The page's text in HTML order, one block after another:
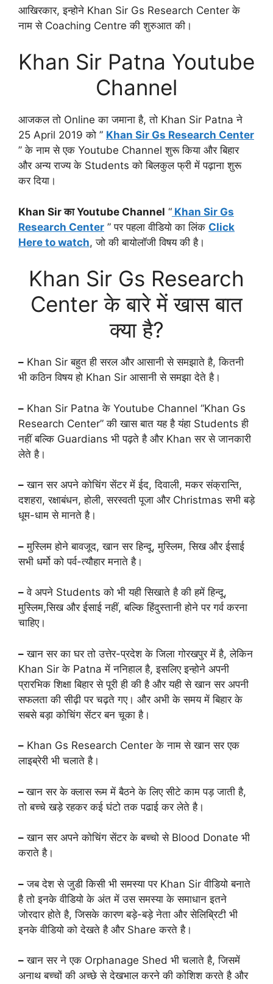
आखिरकार, इन्होने Khan Sir Gs Research Center के
नाम से Coaching Centre की शुरुआत की।
Khan Sir Patna Youtube
Channel
आजकल तो Online का जमाना है, तो Khan Sir Patna ने
25 April 2019 को ” Khan Sir Gs Research Center
” के नाम से एक Youtube Channel शुरू किया और बिहार
और अन्य राज्य के Students को बिलकुल फ्री में पढ़ाना शुरू
कर दिया।
Khan Sir का Youtube Channel “ Khan Sir Gs
Research Center ” पर पहला वीडियो का लिंक Click
Here to watch, जो की बायोलॉजी विषय की है।
Khan Sir Gs Research
Center के बारे में खास बात
क्या है?
– Khan Sir बहुत ही सरल और आसानी से समझाते है, कितनी
भी कठिन विषय हो Khan Sir आसानी से समझा देते है।
– Khan Sir Patna के Youtube Channel “Khan Gs
Research Center” की खास बात यह है यंहा Students ही
नहीं बल्कि Guardians भी पढ़ते है और Khan सर से जानकारी
लेते है।
– खान सर अपने कोचिंग सेंटर में ईद, दिवाली, मकर संक्रान्ति,
दशहरा, रक्षाबंधन, होली, सरस्वती पूजा और Christmas सभी बड़े
धूम-धाम से मानते है।
– मुस्लिम होने बावजूद, खान सर हिन्दू, मुस्लिम, सिख और ईसाई
सभी धर्मो को पर्व-त्यौहार मनाते है।
– वे अपने Students को भी यही सिखाते है की हमें हिन्दू,
मुस्लिम,सिख और ईसाई नहीं, बल्कि हिंदुस्तानी होने पर गर्व करना
चाहिए।
– खान सर का घर तो उत्तेर-प्रदेश के जिला गोरखपुर में है, लेकिन
Khan Sir के Patna में ननिहाल है, इसलिए इन्होने अपनी
प्रारभिक शिक्षा बिहार से पूरी ही की है और यही से खान सर अपनी
सफलता की सीढ़ी पर चढ़ते गए। और अभी के समय में बिहार के
सबसे बड़ा कोचिंग सेंटर बन चूका है।
– Khan Gs Research Center के नाम से खान सर एक
लाइब्रेरी भी चलाते है।
–खान सर के क्लास रूम में बैठने के लिए सीटे काम पड़ जाती है,
तो बच्चे खड़े रहकर कई घंटो तक पढाई कर लेते है।
– खान सर अपने कोचिंग सेंटर के बच्चो से Blood Donate भी
कराते है।
– जब देश से जुडी किसी भी समस्या पर Khan Sir वीडियो बनाते
है तो इनके वीडियो के अंत में उस समस्या के समाधान इतने
जोरदार होते है, जिसके कारण बड़े-बड़े नेता और सेलिब्रिटी भी
इनके वीडियो को देखते है और Share करते है।
– खान सर ने एक Orphanage Shed भी चलाते है, जिसमें
अनाथ बच्चों की अच्छे से देखभाल करने की कोशिश करते है और